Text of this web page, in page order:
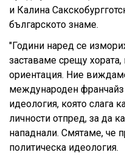
и Калина
българското знаме.
"Години наред се
заставаме срещу хората,
ориентация. Ние
международен
идеология, която слага
личности отпред, за да
нападнали. Смятаме, че
политическа идеология.